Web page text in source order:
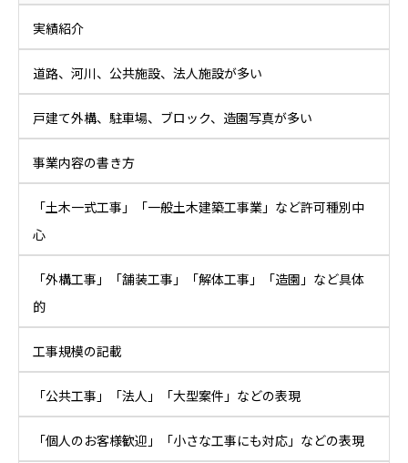
実績紹介
道路、河川、公共施設、法人施設が多い
戸建て外構、駐車場、ブロック、造園写真が多い
事業内容の書き方
「土木一式工事」「一般土木建築工事業」など許可種別中
心
「外構工事」「舗装工事」「解体工事」「造園」など具体
的
工事規模の記載
「公共工事」「法人」「大型案件」などの表現
「個人のお客様歓迎」「小さな工事にも対応」などの表現